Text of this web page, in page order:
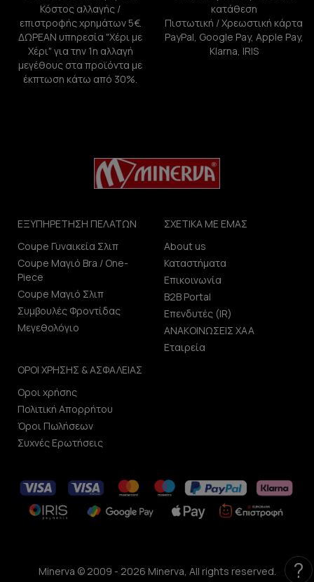
Κόστος αλλαγής /
επιστροφής χρημάτων 5€.
ΔΩΡΕΑΝ υπηρεσία "Χέρι με
Χέρι" για την 1η αλλαγή
μεγέθους στα προϊόντα με
έκπτωση κάτω από 30%.
κατάθεση
Πιστωτική / Χρεωστική κάρτα
PayPal, Google Pay, Apple Pay,
Klarna, IRIS
ΕΞΥΠΗΡΕΤΗΣΗ ΠΕΛΑΤΩΝ
Coupe Γυναικεία Σλιπ
Coupe Μαγιό Bra / One-
Piece
Coupe Μαγιό Σλιπ
Συμβουλές Φροντίδας
Μεγεθολόγιο
ΣΧΕΤΙΚΑ ΜΕ ΕΜΑΣ
About us
Καταστήματα
Επικοινωνία
B2B Portal
Επενδυτές (IR)
ΑΝΑΚΟΙΝΩΣΕΙΣ ΧΑΑ
Εταιρεία
ΟΡΟΙ ΧΡΗΣΗΣ & ΑΣΦΑΛΕΙΑΣ
Οροι χρήσης
Πολιτική Απορρήτου
Όροι Πωλήσεων
Συχνές Ερωτήσεις
Minerva © 2009 - 2026 Minerva, All rights reserved. ?